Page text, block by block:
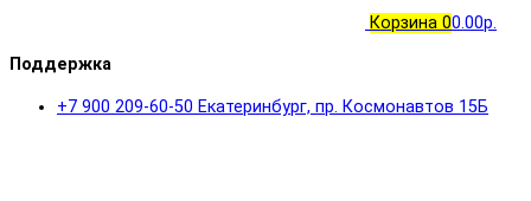
Корзина 00.00р.
Поддержка
+7 900 209-60-50 Екатеринбург, пр. Космонавтов 15Б